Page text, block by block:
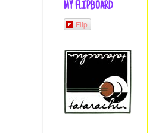
MY FLIPBOARD
Flip